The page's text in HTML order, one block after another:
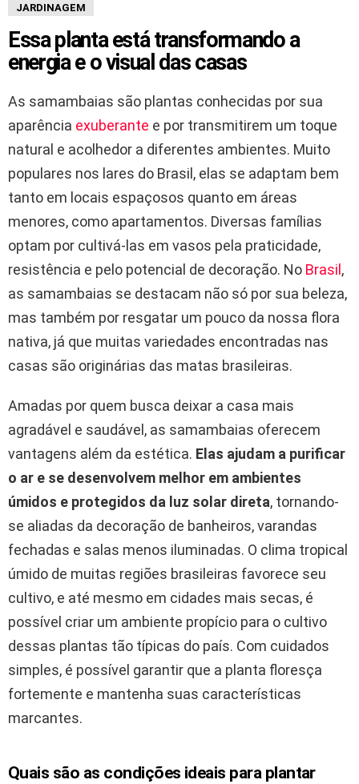
JARDINAGEM
Essa planta está transformando a
energia e o visual das casas
As samambaias são plantas conhecidas por sua
aparência exuberante e por transmitirem um toque
natural e acolhedor a diferentes ambientes. Muito
populares nos lares do Brasil, elas se adaptam bem
tanto em locais espaçosos quanto em áreas
menores, como apartamentos. Diversas famílias
optam por cultivá-las em vasos pela praticidade,
resistência e pelo potencial de decoração. No Brasil ,
as samambaias se destacam não só por sua beleza,
mas também por resgatar um pouco da nossa flora
nativa, já que muitas variedades encontradas nas
casas são originárias das matas brasileiras.
Amadas por quem busca deixar a casa mais
agradável e saudável, as samambaias oferecem
vantagens além da estética. Elas ajudam a purificar
o ar e se desenvolvem melhor em ambientes
úmidos e protegidos da luz solar direta, tornando-
se aliadas da decoração de banheiros, varandas
fechadas e salas menos iluminadas. O clima tropical
úmido de muitas regiões brasileiras favorece seu
cultivo, e até mesmo em cidades mais secas, é
possível criar um ambiente propício para o cultivo
dessas plantas tão típicas do país. Com cuidados
simples, é possível garantir que a planta floresça
fortemente e mantenha suas características
marcantes.
Quais são as condições ideais para plantar